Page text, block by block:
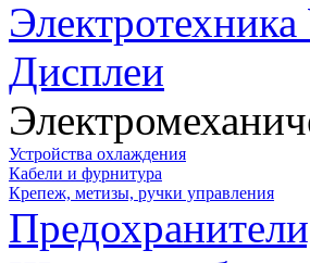
Дисплеи
Устройства охлаждения
Кабели и фурнитура
Крепеж, метизы, ручки управления